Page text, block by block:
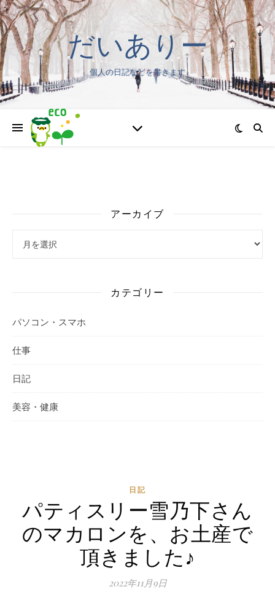
だいありー
個人の日記などを書きます
アーカイブ
カテゴリー
パソコン・スマホ
仕事
日記
美容・健康
日記
パティスリー雪乃下さん
のマカロンを、お土産で
頂きました♪
2022年11月9日